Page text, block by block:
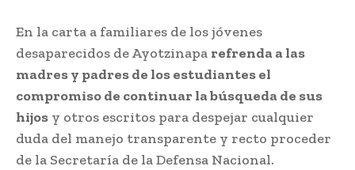
En la carta a familiares de los jóvenes
desaparecidos de Ayotzinapa refrenda a las
madres y padres de los estudiantes el
compromiso de continuar la búsqueda de sus
hijos y otros escritos para despejar cualquier
duda del manejo transparente y recto proceder
de la Secretaría de la Defensa Nacional.